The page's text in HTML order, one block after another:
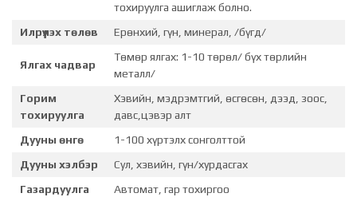
тохируулга ашиглаж болно.
Илрүүлэх төлөв
Ерөнхий, гүн, минерал, /бүгд/
Ялгах чадвар
Төмөр ялгах: 1-10 төрөл/ бүх төрлийн
металл/
Горим
тохируулга
Хэвийн, мэдрэмтгий, өсгөсөн, дээд, зоос,
давс,цэвэр алт
Дууны өнгө
1-100 хүртэлх сонголттой
Дууны хэлбэр
Сул, хэвийн, гүн/хурдасгах
Газардуулга
Автомат, гар тохиргоо